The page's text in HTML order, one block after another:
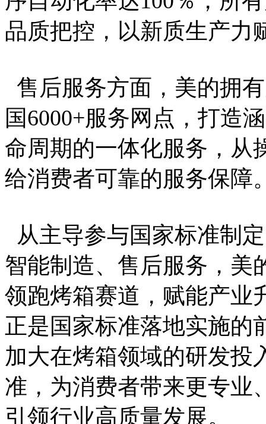
品质把控，以新质生产力
售后服务方面，美的拥
国6000+服务网点，打造
命周期的一体化服务，从
给消费者可靠的服务保障
从主导参与国家标准制
智能制造、售后服务，美
领跑烤箱赛道，赋能产业
正是国家标准落地实施的
加大在烤箱领域的研发投
准，为消费者带来更专业
引领行业高质量发展。